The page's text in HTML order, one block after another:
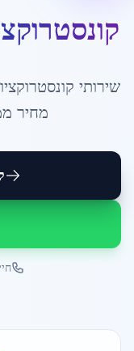
שירותי
מחיר